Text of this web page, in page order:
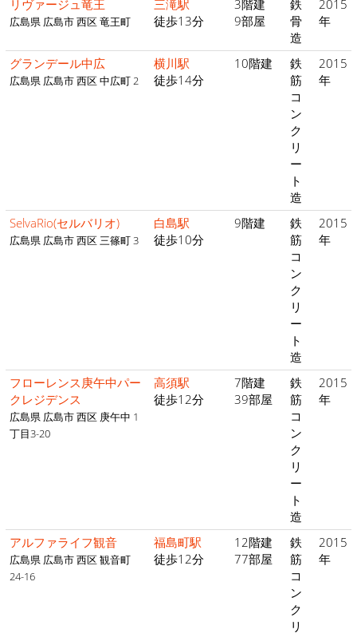
リヴァージュ竜王
広島県 広島市 西区 竜王町
三滝駅
徒歩13分
3階建
9部屋
鉄
骨
造
2015
年
グランデール中広
広島県 広島市 西区 中広町 2
横川駅
徒歩14分
10階建
鉄
筋
コ
ン
ク
リ
ー
ト
造
2015
年
SelvaRio(セルバリオ)
広島県 広島市 西区 三篠町 3
白島駅
徒歩10分
9階建
鉄
筋
コ
ン
ク
リ
ー
ト
造
2015
年
フローレンス庚午中パー
クレジデンス
広島県 広島市 西区 庚午中 1
丁目3-20
高須駅
徒歩12分
7階建
39部屋
鉄
筋
コ
ン
ク
リ
ー
ト
造
2015
年
アルファライフ観音
広島県 広島市 西区 観音町
24-16
福島町駅
徒歩12分
12階建
77部屋
鉄
筋
コ
ン
ク
リ
2015
年